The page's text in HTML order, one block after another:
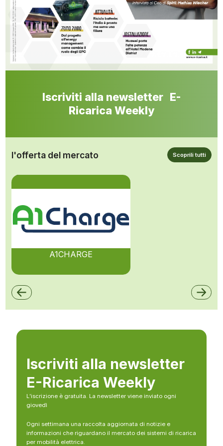
Iscriviti alla newsletter E-
Ricarica Weekly
l'offerta del mercato Scoprili tutti
A1CHARGE
Iscriviti alla newsletter
E-Ricarica Weekly
L’iscrizione è gratuita. La newsletter viene inviato ogni
giovedì
Ogni settimana una raccolta aggiornata di notizie e
informazioni che riguardano il mercato dei sistemi di ricarica
per mobilità elettrica.